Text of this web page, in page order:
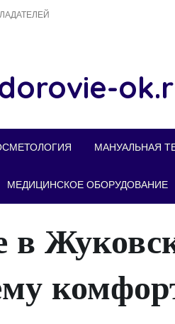
МАНУАЛЬНАЯ
МЕДИЦИНСКОЕ ОБОРУДОВАНИЕ
в